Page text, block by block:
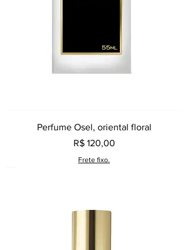
Perfume Osel, oriental floral
Preço
R$ 120,00
Frete fixo.